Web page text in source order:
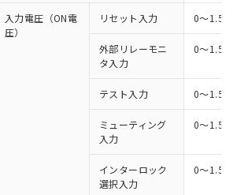
入力電圧（ON電
圧）
リセット入力 0～1.5V
外部リレーモニ
タ入力
0～1.5V
テスト入力 0～1.5V
ミューティング
入力
0～1.5V
インターロック
選択入力
0～1.5V